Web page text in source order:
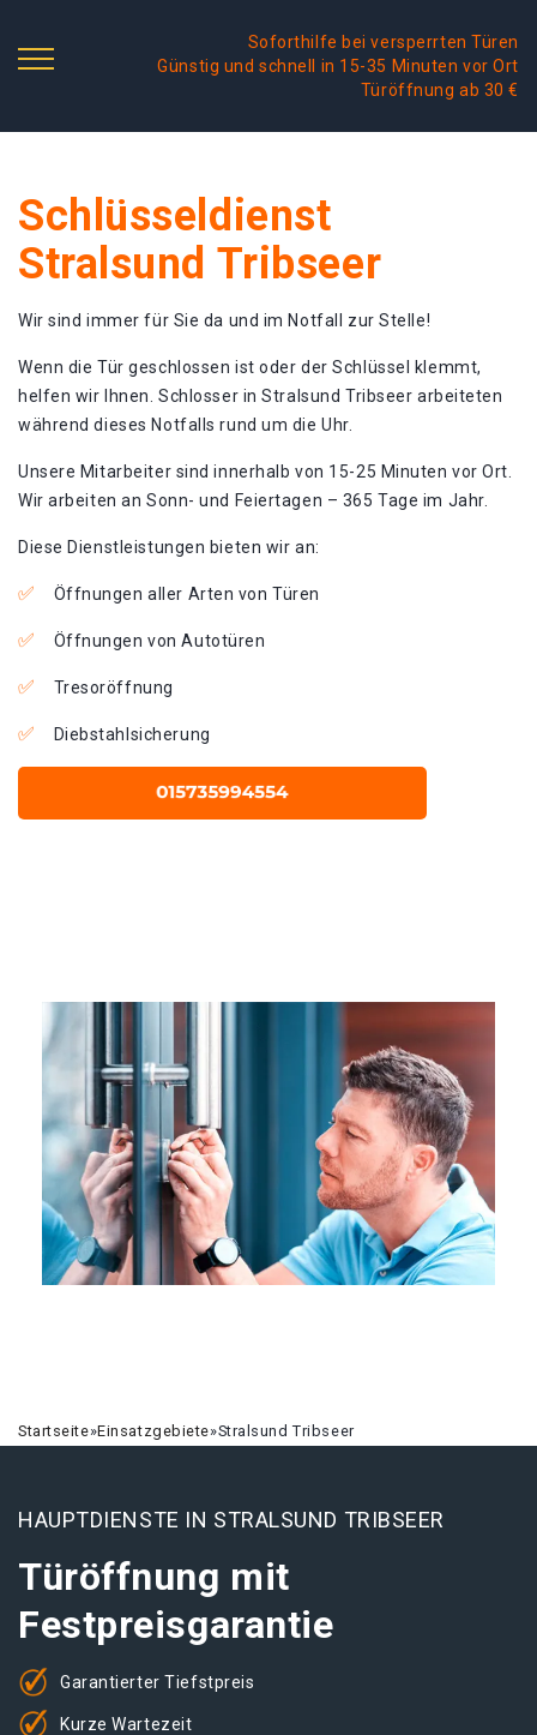
Soforthilfe bei versperrten Türen
Günstig und schnell in 15-35 Minuten vor Ort
Türöffnung ab 30 €
Schlüsseldienst
Stralsund Tribseer
Wir sind immer für Sie da und im Notfall zur Stelle!
Wenn die Tür geschlossen ist oder der Schlüssel klemmt,
helfen wir Ihnen. Schlosser in Stralsund Tribseer arbeiteten
während dieses Notfalls rund um die Uhr.
Unsere Mitarbeiter sind innerhalb von 15-25 Minuten vor Ort.
Wir arbeiten an Sonn- und Feiertagen – 365 Tage im Jahr.
Diese Dienstleistungen bieten wir an:
Öffnungen aller Arten von Türen
Öffnungen von Autotüren
Tresoröffnung
Diebstahlsicherung
Startseite»Einsatzgebiete»Stralsund Tribseer
HAUPTDIENSTE IN STRALSUND TRIBSEER
Türöffnung mit
Festpreisgarantie
Garantierter Tiefstpreis
Kurze Wartezeit